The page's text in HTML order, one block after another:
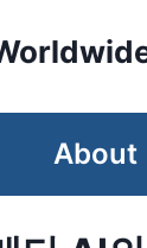
About